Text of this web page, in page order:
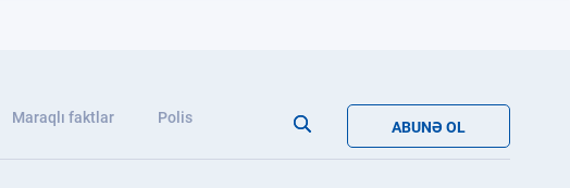
Maraqlı faktlar
Polis
ABUNƏ OL